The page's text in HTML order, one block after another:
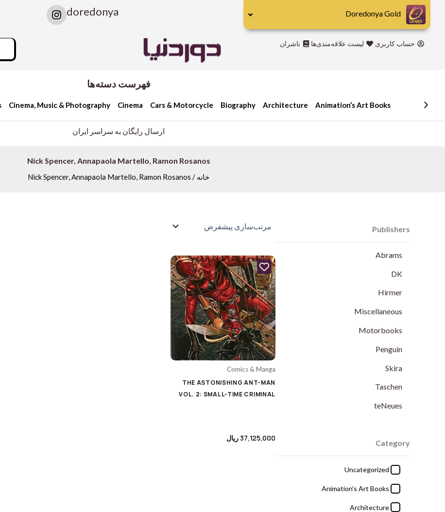
محتوا
doredonya
I
n
حساب کاربری لیست علاقه‌مندی‌ها ناشران Search
فهرست دسته‌ها
Animation’s Art Books
Architecture
Biography
Cars & Motorcycle
Cinema
Cinema, Music & Photography
ارسال رایگان به سراسر ایران
Nick Spencer, Annapaola Martello, Ramon Rosanos
خانه / Nick Spencer, Annapaola Martello, Ramon Rosanos
Publishers
Abrams
DK
Hirmer
Miscellaneous
Motorbooks
Penguin
Skira
Taschen
teNeues
Category
Uncategorized
Animation's Art Books
Architecture
teNeues
Uncategorized
Animation's Art Books
Architecture
Biography
Cars & Motorcycle
Cinema, Music & Photography
Colouring Books
Cooking
Encyclopedia
Entertainment
Comics & Manga
THE ASTONISHING ANT-MAN
VOL. 2: SMALL-TIME CRIMINAL
37,125,000ریال